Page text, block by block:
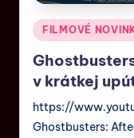
FILMOVÉ
v krátkej
https://
Ghostbusters: